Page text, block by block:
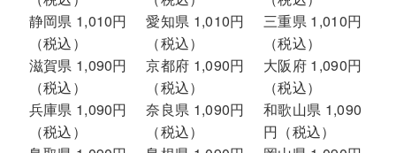
静岡県 1,010円
（税込）
愛知県 1,010円
（税込）
三重県 1,010円
（税込）
滋賀県 1,090円
（税込）
京都府 1,090円
（税込）
大阪府 1,090円
（税込）
兵庫県 1,090円
（税込）
奈良県 1,090円
（税込）
和歌山県 1,090
円（税込）